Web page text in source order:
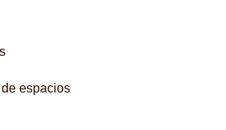
espacios